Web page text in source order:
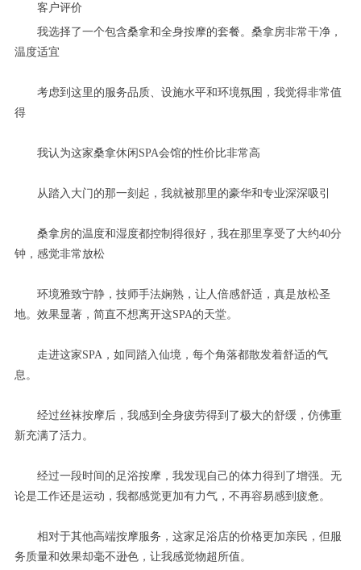
客户评价
我选择了一个包含桑拿和全身按摩的套餐。桑拿房非常干净，
温度适宜
考虑到这里的服务品质、设施水平和环境氛围，我觉得非常值
得
我认为这家桑拿休闲SPA会馆的性价比非常高
从踏入大门的那一刻起，我就被那里的豪华和专业深深吸引
桑拿房的温度和湿度都控制得很好，我在那里享受了大约40分
钟，感觉非常放松
环境雅致宁静，技师手法娴熟，让人倍感舒适，真是放松圣
地。效果显著，简直不想离开这SPA的天堂。
走进这家SPA，如同踏入仙境，每个角落都散发着舒适的气
息。
经过丝袜按摩后，我感到全身疲劳得到了极大的舒缓，仿佛重
新充满了活力。
经过一段时间的足浴按摩，我发现自己的体力得到了增强。无
论是工作还是运动，我都感觉更加有力气，不再容易感到疲惫。
相对于其他高端按摩服务，这家足浴店的价格更加亲民，但服
务质量和效果却毫不逊色，让我感觉物超所值。